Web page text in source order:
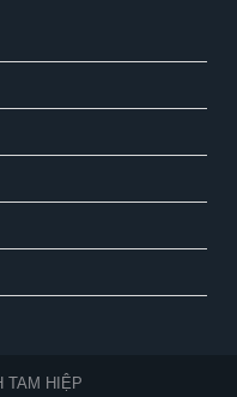
TAM HIỆP